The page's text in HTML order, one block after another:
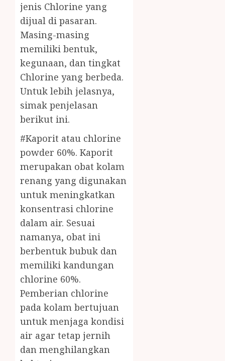
jenis Chlorine yang
dijual di pasaran.
Masing-masing
memiliki bentuk,
kegunaan, dan tingkat
Chlorine yang berbeda.
Untuk lebih jelasnya,
simak penjelasan
berikut ini.
#Kaporit atau chlorine
powder 60%. Kaporit
merupakan obat kolam
renang yang digunakan
untuk meningkatkan
konsentrasi chlorine
dalam air. Sesuai
namanya, obat ini
berbentuk bubuk dan
memiliki kandungan
chlorine 60%.
Pemberian chlorine
pada kolam bertujuan
untuk menjaga kondisi
air agar tetap jernih
dan menghilangkan